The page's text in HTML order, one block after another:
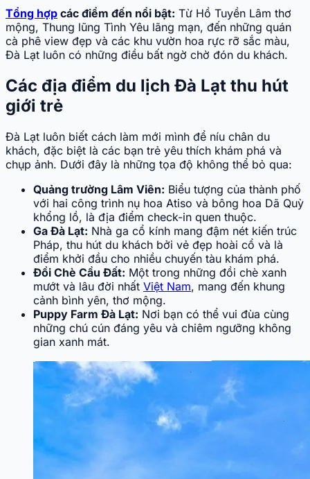
Tổng hợp các điểm đến nổi bật: Từ Hồ Tuyền Lâm thơ
mộng, Thung lũng Tình Yêu lãng mạn, đến những quán
cà phê view đẹp và các khu vườn hoa rực rỡ sắc màu,
Đà Lạt luôn có những điều bất ngờ chờ đón du khách.
Các địa điểm du lịch Đà Lạt thu hút
giới trẻ
Đà Lạt luôn biết cách làm mới mình để níu chân du
khách, đặc biệt là các bạn trẻ yêu thích khám phá và
chụp ảnh. Dưới đây là những tọa độ không thể bỏ qua:
Quảng trường Lâm Viên: Biểu tượng của thành phố
với hai công trình nụ hoa Atiso và bông hoa Dã Quỳ
khổng lồ, là địa điểm check-in quen thuộc.
Ga Đà Lạt: Nhà ga cổ kính mang đậm nét kiến trúc
Pháp, thu hút du khách bởi vẻ đẹp hoài cổ và là
điểm khởi đầu cho nhiều chuyến tàu khám phá.
Đồi Chè Cầu Đất: Một trong những đồi chè xanh
mướt và lâu đời nhất Việt Nam, mang đến khung
cảnh bình yên, thơ mộng.
Puppy Farm Đà Lạt: Nơi bạn có thể vui đùa cùng
những chú cún đáng yêu và chiêm ngưỡng không
gian xanh mát.